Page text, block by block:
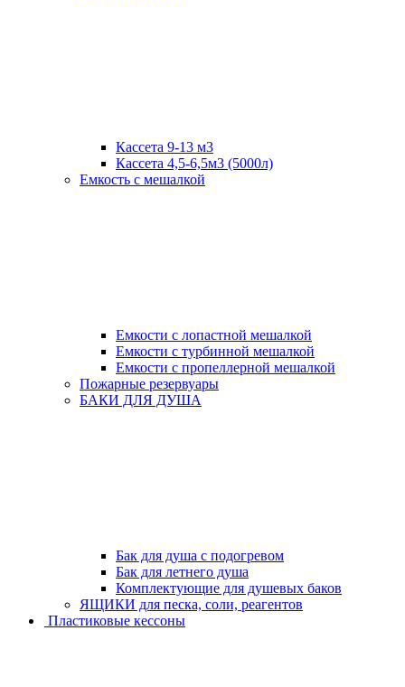
Кассета 9-13 м3
Кассета 4,5-6,5м3 (5000л)
Емкость с мешалкой
Емкости с лопастной мешалкой
Емкости с турбинной мешалкой
Емкости с пропеллерной мешалкой
Пожарные резервуары
БАКИ ДЛЯ ДУША
Бак для душа с подогревом
Бак для летнего душа
Комплектующие для душевых баков
ЯЩИКИ для песка, соли, реагентов
Пластиковые кессоны